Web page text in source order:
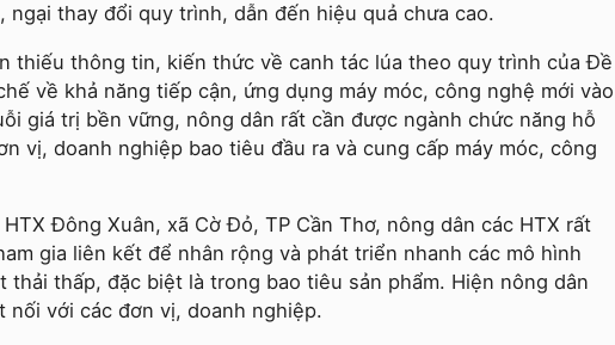
ngại thay đổi quy trình, dẫn đến hiệu quả chưa cao.
thiếu thông tin, kiến thức về canh tác lúa theo quy trình của Đề
về khả năng tiếp cận, ứng dụng máy móc, công nghệ mới vào
giá trị bền vững, nông dân rất cần được ngành chức năng hỗ
vị, doanh nghiệp bao tiêu đầu ra và cung cấp máy móc, công
Đông Xuân, xã Cờ Đỏ, TP Cần Thơ, nông dân các HTX rất
gia liên kết để nhân rộng và phát triển nhanh các mô hình
thải thấp, đặc biệt là trong bao tiêu sản phẩm. Hiện nông dân
với các đơn vị, doanh nghiệp.